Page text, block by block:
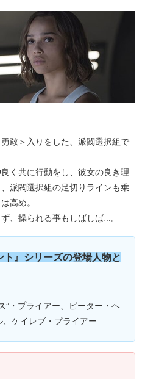
敢＞入りをした、派閥選択組で
く共に行動をし、彼女の良き理
派閥選択組の足切りラインも乗
高め。
、操られる事もしばしば…。
ト』シリーズの登場人物と
”・プライアー、ピーター・ヘ
ケイレブ・プライアー